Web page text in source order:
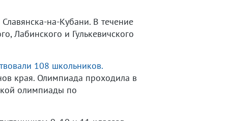
на-Кубани. В течение
Лабинского и Гулькевичского
108 школьников.
края. Олимпиада проходила в
олимпиады по